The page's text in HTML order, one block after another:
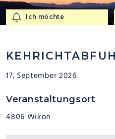
Ich möchte
Ich möchte
17. September 2026
Veranstaltungsort
4806 Wikon